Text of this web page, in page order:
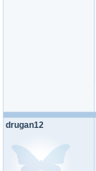
drugan12